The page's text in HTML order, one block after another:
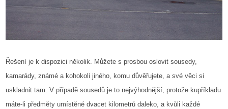
Řešení je k dispozici několik. Můžete s prosbou oslovit sousedy,
kamarády, známé a kohokoli jiného, komu důvěřujete, a své věci si
uskladnit tam. V případě sousedů je to nejvýhodnější, protože kupříkladu
máte-li předměty umístěné dvacet kilometrů daleko, a kvůli každé